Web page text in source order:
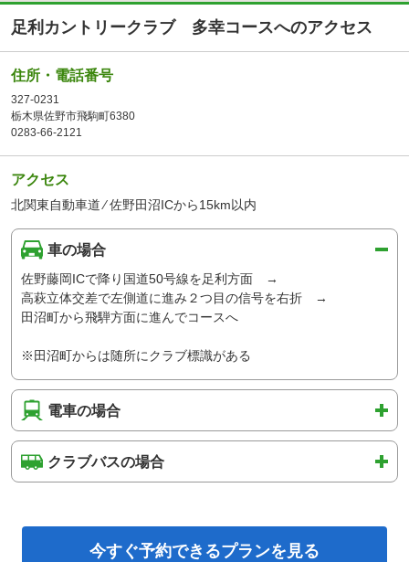
足利カントリークラブ 多幸コースへのアクセス
住所・電話番号
327-0231
栃木県佐野市飛駒町6380
0283-66-2121
アクセス
北関東自動車道 ⁄ 佐野田沼ICから15km以内
車の場合
佐野藤岡ICで降り国道50号線を足利方面 →
高萩立体交差で左側道に進み２つ目の信号を右折 →
田沼町から飛騨方面に進んでコースへ
※田沼町からは随所にクラブ標識がある
電車の場合
クラブバスの場合
今すぐ予約できるプランを見る